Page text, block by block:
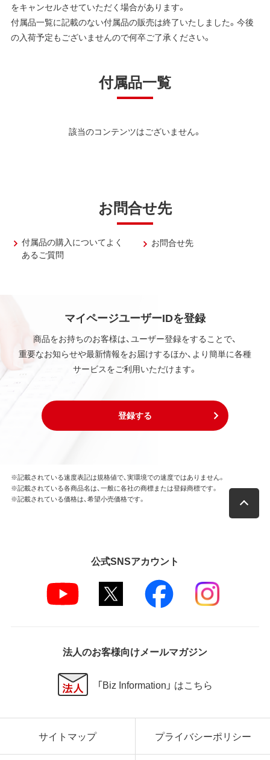
をキャンセルさせていただく場合があります。
付属品一覧に記載のない付属品の販売は終了いたしました。今後
の入荷予定もございませんので何卒ご了承ください。
付属品一覧
該当のコンテンツはございません。
お問合せ先
付属品の購入についてよく
あるご質問
お問合せ先
マイページユーザーIDを登録
商品をお持ちのお客様は、ユーザー登録をすることで、
重要なお知らせや最新情報をお届けするほか、より簡単に各種
サービスをご利用いただけます。
登録する
※記載されている速度表記は規格値で、実環境での速度ではありません。
※記載されている各商品名は、一般に各社の商標または登録商標です。
※記載されている価格は、希望小売価格です。
公式SNSアカウント
法人のお客様向けメールマガジン
「Biz Information」 はこちら
サイトマップ プライバシーポリシー